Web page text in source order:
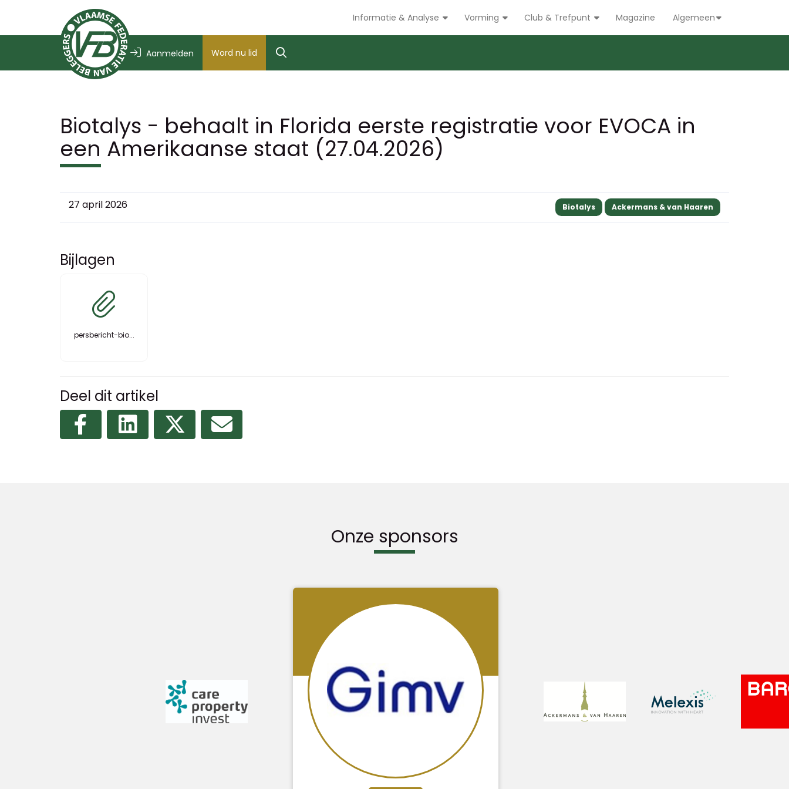
Informatie & Analyse Vorming Club & Trefpunt Magazine Algemeen
Aanmelden Word nu lid
Biotalys - behaalt in Florida eerste registratie voor EVOCA in
een Amerikaanse staat (27.04.2026)
27 april 2026 Biotalys Ackermans & van Haaren
Bijlagen
persbericht-bio...
Deel dit artikel
Onze sponsors